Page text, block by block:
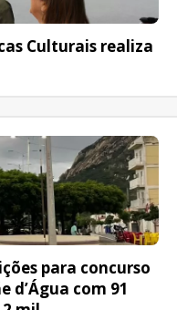
Culturais realiza
para concurso
d’Água com 91